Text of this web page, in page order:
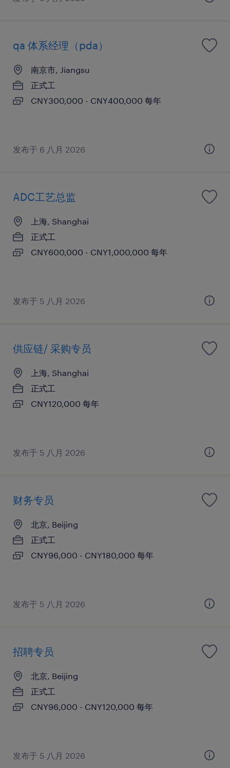
qa 体系经理（pda）
南京市, Jiangsu
正式工
CNY300,000 - CNY400,000 每年
发布于 6 八月 2026
ADC工艺总监
上海, Shanghai
正式工
CNY600,000 - CNY1,000,000 每年
发布于 5 八月 2026
供应链/ 采购专员
上海, Shanghai
正式工
CNY120,000 每年
发布于 5 八月 2026
财务专员
北京, Beijing
正式工
CNY96,000 - CNY180,000 每年
发布于 5 八月 2026
招聘专员
北京, Beijing
正式工
CNY96,000 - CNY120,000 每年
发布于 5 八月 2026